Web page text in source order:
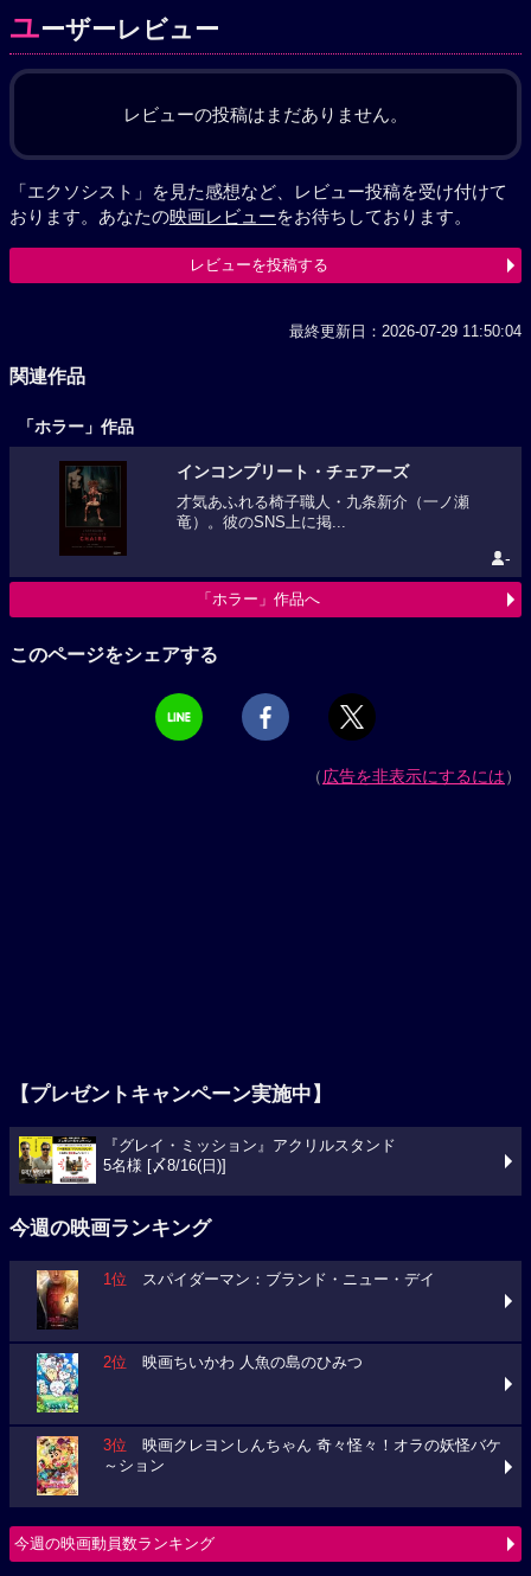
ユーザーレビュー
レビューの投稿はまだありません。
「エクソシスト」を見た感想など、レビュー投稿を受け付けて
おります。あなたの映画レビューをお待ちしております。
レビューを投稿する
最終更新日：2026-07-29 11:50:04
関連作品
「ホラー」作品
インコンプリート・チェアーズ
才気あふれる椅子職人・九条新介（一ノ瀬
竜）。彼のSNS上に掲...
-
「ホラー」作品へ
このページをシェアする
（広告を非表示にするには）
【プレゼントキャンペーン実施中】
『グレイ・ミッション』アクリルスタンド
5名様 [〆8/16(日)]
今週の映画ランキング
1位 スパイダーマン：ブランド・ニュー・デイ
2位 映画ちいかわ 人魚の島のひみつ
3位 映画クレヨンしんちゃん 奇々怪々！オラの妖怪バケ
～ション
今週の映画動員数ランキング